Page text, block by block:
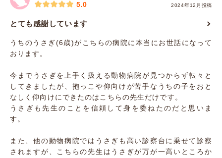
2024年12月投稿
5.0
とても感謝しています
うちのうさぎ(6歳)がこちらの病院に本当にお世話になって
おります。
今までうさぎを上手く扱える動物病院が見つからず転々と
してきましたが、抱っこや仰向けが苦手なうちの子をおと
なしく仰向けにできたのはこちらの先生だけです。
うさぎも先生のことを信頼して身を委ねたのだと思いま
す。
また、他の動物病院ではうさぎも高い診察台に乗せて診察
されますが、こちらの先生はうさぎが万が一高いところか